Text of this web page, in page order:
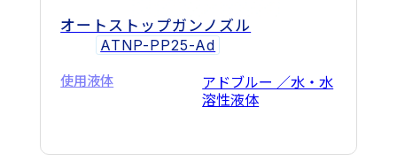
オートストップガンノズル
ATNP-PP25-Ad
使用液体
アドブルー ／水・水
溶性液体